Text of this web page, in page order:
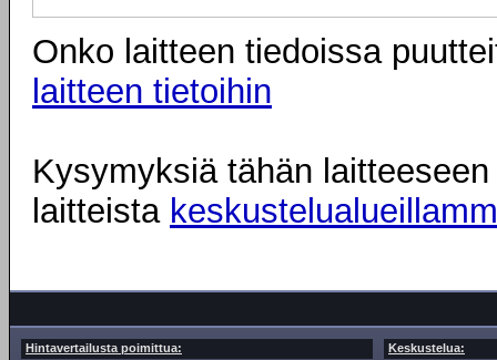
Onko laitteen tiedoissa
laitteen tietoihin
Kysymyksiä tähän
laitteista
Hintavertailusta poimittua: Keskustelua: